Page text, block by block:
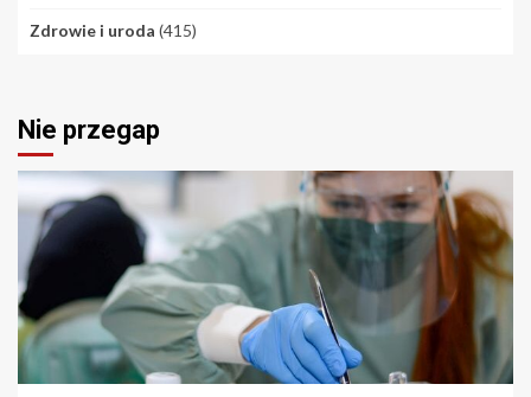
Zdrowie i uroda (415)
Nie przegap